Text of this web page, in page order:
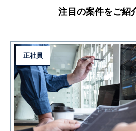
注目の案件をご紹
正社員